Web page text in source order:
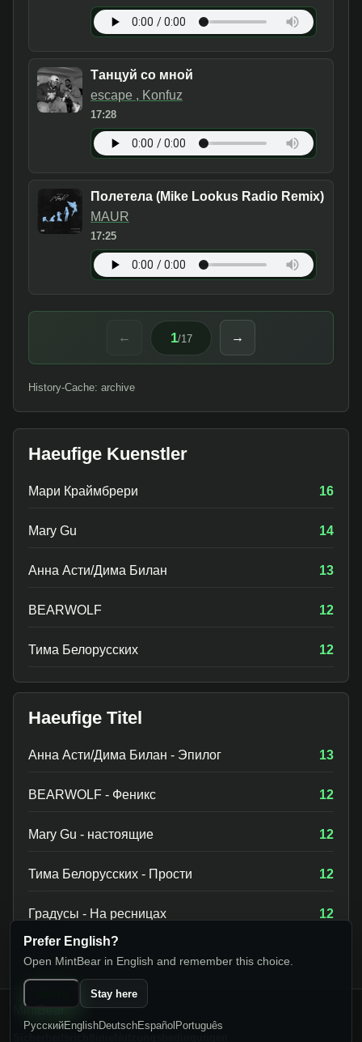
Танцуй со мной
escape , Konfuz
17:28
Полетела (Mike Lookus Radio Remix)
MAUR
17:25
← 1/17 →
History-Cache: archive
Haeufige Kuenstler
Мари Краймбрери 16
Mary Gu 14
Анна Асти/Дима Билан 13
BEARWOLF 12
Тима Белорусских 12
Haeufige Titel
Анна Асти/Дима Билан - Эпилог 13
BEARWOLF - Феникс 12
Mary Gu - настоящие 12
Тима Белорусских - Прости 12
Градусы - На ресницах 12
MintBear
Prefer English?
Open MintBear in English and remember this choice.
Stay here
РусскийEnglishDeutschEspañol Português